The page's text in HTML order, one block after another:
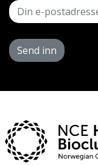
Send inn